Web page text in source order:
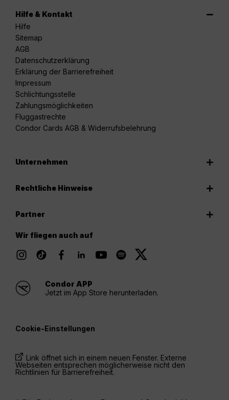
Hilfe & Kontakt
Hilfe
Sitemap
AGB
Datenschutzerklärung
Erklärung der Barrierefreiheit
Impressum
Schlichtungsstelle
Zahlungsmöglichkeiten
Fluggastrechte
Condor Cards AGB & Widerrufsbelehrung
Unternehmen
Rechtliche Hinweise
Partner
Wir fliegen auch auf
Condor APP
Jetzt im App Store herunterladen.
Cookie-Einstellungen
Link öffnet sich in einem neuen Fenster. Externe
Webseiten entsprechen möglicherweise nicht den
Richtlinien für Barrierefreiheit.